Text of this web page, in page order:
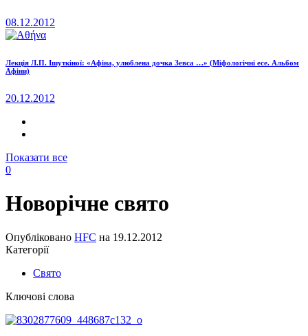
08.12.2012
Лекція Л.П. Ішуткіної: «Афіна, улюблена дочка Зевса …» (Міфологічні есе. Альбом
Афіни)
20.12.2012
Показати все
0
Новорічне свято
Опубліковано HFC на 19.12.2012
Категорії
Свято
Ключові слова